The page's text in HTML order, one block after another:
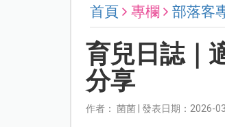
首頁 專欄 部落客
育兒日誌｜
分享
作者： 菌菌 | 發表日期：2026-